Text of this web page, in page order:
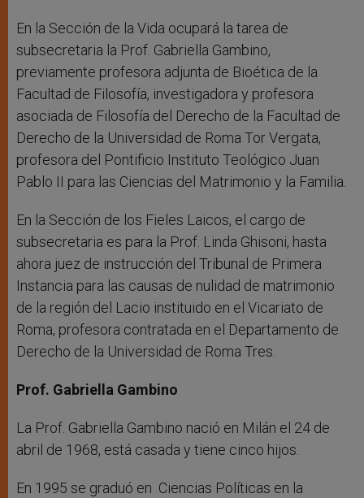
En la Sección de la Vida ocupará la tarea de
subsecretaria la Prof. Gabriella Gambino,
previamente profesora adjunta de Bioética de la
Facultad de Filosofía, investigadora y profesora
asociada de Filosofía del Derecho de la Facultad de
Derecho de la Universidad de Roma Tor Vergata,
profesora del Pontificio Instituto Teológico Juan
Pablo II para las Ciencias del Matrimonio y la Familia.
En la Sección de los Fieles Laicos, el cargo de
subsecretaria es para la Prof. Linda Ghisoni, hasta
ahora juez de instrucción del Tribunal de Primera
Instancia para las causas de nulidad de matrimonio
de la región del Lacio instituido en el Vicariato de
Roma, profesora contratada en el Departamento de
Derecho de la Universidad de Roma Tres.
Prof. Gabriella Gambino
La Prof. Gabriella Gambino nació en Milán el 24 de
abril de 1968, está casada y tiene cinco hijos.
En 1995 se graduó en Ciencias Políticas en la